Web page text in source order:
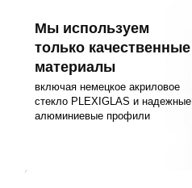
Мы используем
только качественные
материалы
включая немецкое акриловое
стекло PLEXIGLAS и надежные
алюминиевые профили